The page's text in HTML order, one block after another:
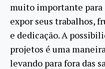
muito importante para
expor seus trabalhos,
e dedicação. A
projetos é uma
levando para fora das